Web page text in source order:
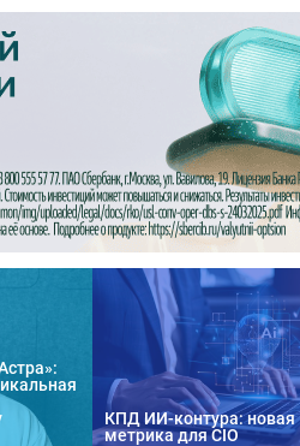
КПД ИИ-контура: новая
метрика для CIO